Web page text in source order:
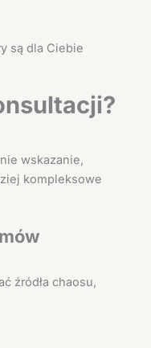
są dla Ciebie
wskazanie,
kompleksowe
źródła chaosu,